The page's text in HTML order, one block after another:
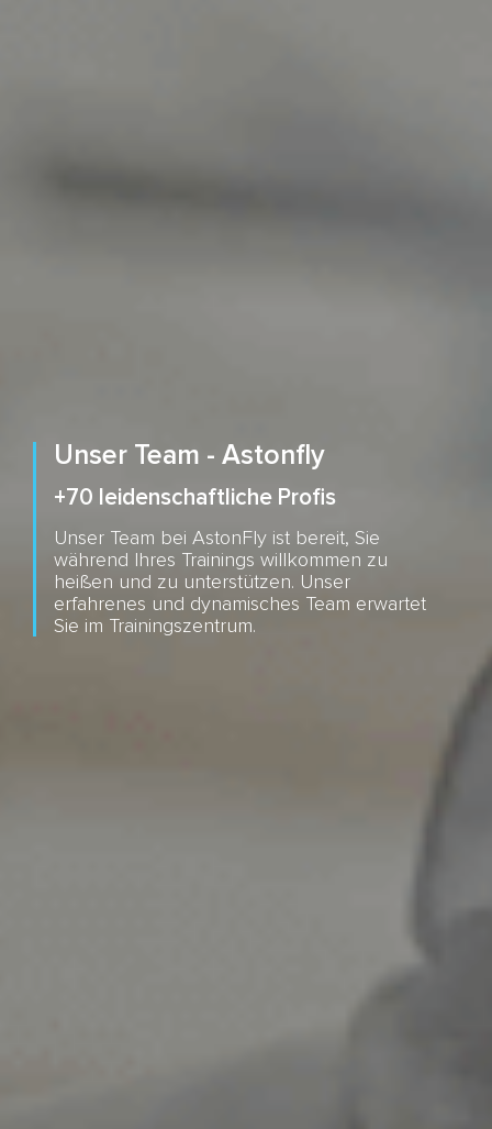
Unser Team - Astonfly
+70 leidenschaftliche Profis
Unser Team bei AstonFly ist bereit, Sie
während Ihres Trainings willkommen zu
heißen und zu unterstützen. Unser
erfahrenes und dynamisches Team erwartet
Sie im Trainingszentrum.